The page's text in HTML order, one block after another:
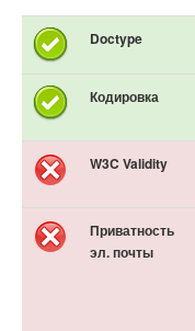
Doctype
Кодировка
W3C Validity
Приватность
эл. почты